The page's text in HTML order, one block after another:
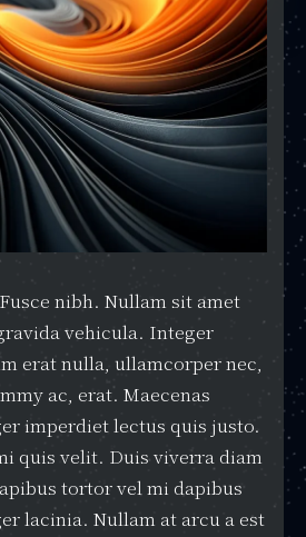
nibh. Nullam sit amet
vehicula. Integer
erat nulla, ullamcorper nec,
ac, erat. Maecenas
imperdiet lectus quis justo.
quis velit. Duis viverra diam
tortor vel mi dapibus
lacinia. Nullam at arcu a est